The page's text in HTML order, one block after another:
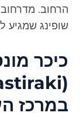
הרחוב. מדרחוב
שופינג שמגיע
כיכר
במרכז